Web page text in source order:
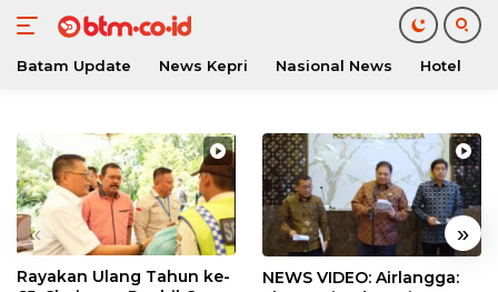
konten
Batam Update News Kepri Nasional News Hotel
« »
Rayakan Ulang Tahun ke-
NEWS VIDEO: Airlangga: